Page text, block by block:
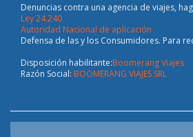
Denuncias contra una agencia de viajes,
Ley 24.240
Autoridad Nacional de aplicación
Defensa de las y los Consumidores. Para
Disposición habilitante:Boomerang Viajes
Razón Social: BOOMERANG VIAJES SRL